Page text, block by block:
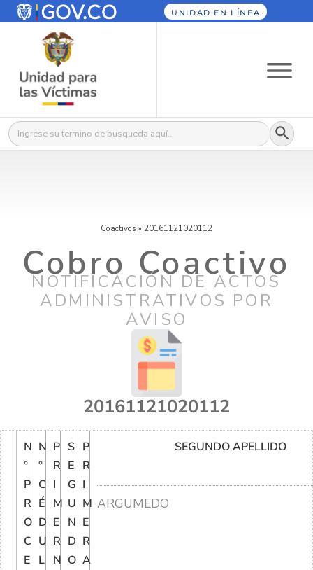
UNIDAD EN LÍNEA
Buscar: Botón
Coactivos » 20161121020112
Cobro Coactivo
NOTIFICACIÓN DE ACTOS
ADMINISTRATIVOS POR
AVISO
20161121020112
N
°
P
R
O
C
E
N
°
C
É
D
U
L
P
R
I
M
E
R
N
S
E
G
U
N
D
O
P
R
I
M
E
R
A
SEGUNDO APELLIDO
ARGUMEDO